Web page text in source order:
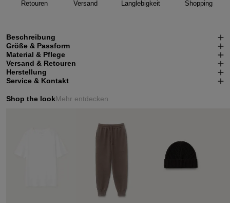
Retouren
Versand
Langlebigkeit
Shopping
Beschreibung
Größe & Passform
Material & Pflege
Versand & Retouren
Herstellung
Service & Kontakt
Shop the lookMehr entdecken